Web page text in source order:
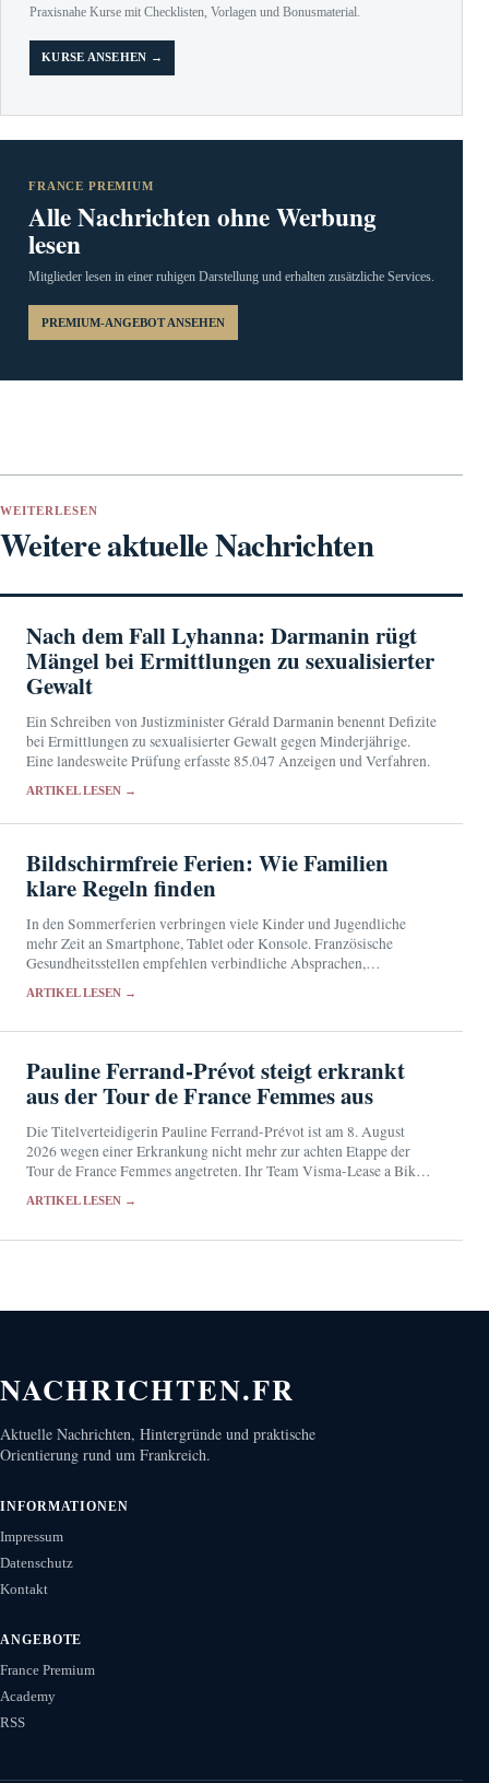
Praxisnahe Kurse mit Checklisten, Vorlagen und Bonusmaterial.
KURSE ANSEHEN →
FRANCE PREMIUM
Alle Nachrichten ohne Werbung
lesen
Mitglieder lesen in einer ruhigen Darstellung und erhalten zusätzliche Services.
PREMIUM-ANGEBOT ANSEHEN
WEITERLESEN
Weitere aktuelle Nachrichten
Nach dem Fall Lyhanna: Darmanin rügt
Mängel bei Ermittlungen zu sexualisierter
Gewalt
Ein Schreiben von Justizminister Gérald Darmanin benennt Defizite
bei Ermittlungen zu sexualisierter Gewalt gegen Minderjährige.
Eine landesweite Prüfung erfasste 85.047 Anzeigen und Verfahren.
ARTIKEL LESEN →
Bildschirmfreie Ferien: Wie Familien
klare Regeln finden
In den Sommerferien verbringen viele Kinder und Jugendliche
mehr Zeit an Smartphone, Tablet oder Konsole. Französische
Gesundheitsstellen empfehlen verbindliche Absprachen,
Schlafengehen.
ARTIKEL LESEN →
Pauline Ferrand-Prévot steigt erkrankt
aus der Tour de France Femmes aus
Die Titelverteidigerin Pauline Ferrand-Prévot ist am 8. August
2026 wegen einer Erkrankung nicht mehr zur achten Etappe der
Tour de France Femmes angetreten. Ihr Team Visma-Lease a Bike
ARTIKEL LESEN →
NACHRICHTEN.FR
Aktuelle Nachrichten, Hintergründe und praktische
Orientierung rund um Frankreich.
INFORMATIONEN
Impressum
Datenschutz
Kontakt
ANGEBOTE
France Premium
Academy
RSS